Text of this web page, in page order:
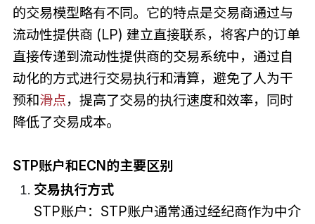
的交易模型略有不同。它的特点是交易商通过与
流动性提供商 (LP) 建立直接联系，将客户的订单
直接传递到流动性提供商的交易系统中，通过自
动化的方式进行交易执行和清算，避免了人为干
预和滑点，提高了交易的执行速度和效率，同时
降低了交易成本。
STP账户和ECN的主要区别
交易执行方式
STP账户：STP账户通常通过经纪商作为中介